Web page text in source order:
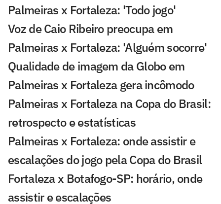
Palmeiras x Fortaleza: 'Todo jogo'
Voz de Caio Ribeiro preocupa em
Palmeiras x Fortaleza: 'Alguém socorre'
Qualidade de imagem da Globo em
Palmeiras x Fortaleza gera incômodo
Palmeiras x Fortaleza na Copa do Brasil:
retrospecto e estatísticas
Palmeiras x Fortaleza: onde assistir e
escalações do jogo pela Copa do Brasil
Fortaleza x Botafogo-SP: horário, onde
assistir e escalações